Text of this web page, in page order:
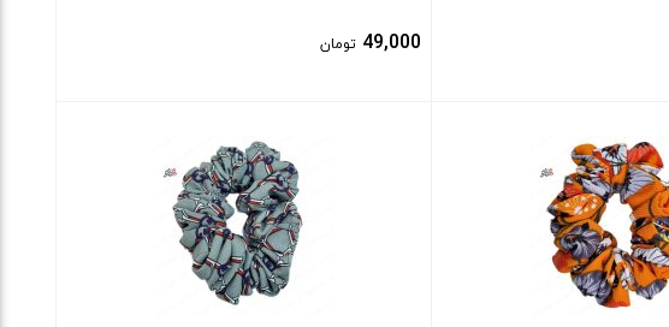
49,000 تومان